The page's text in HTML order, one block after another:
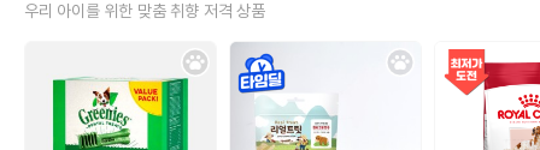
우리 아이를 위한 맞춤 취향 저격 상품